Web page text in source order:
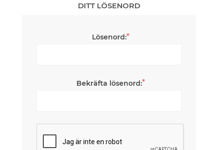
DITT LÖSENORD
Lösenord:*
Bekräfta lösenord:*